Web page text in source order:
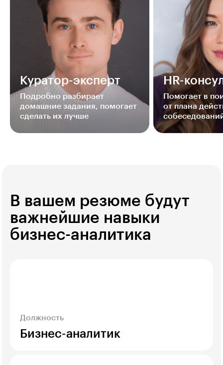
Куратор-эксперт
Подробно разбирает
домашние задания, помогает
сделать их лучше
HR-
Помогает в
от плана
В вашем резюме будут
важнейшие навыки
бизнес-аналитика
Должность
Бизнес-аналитик